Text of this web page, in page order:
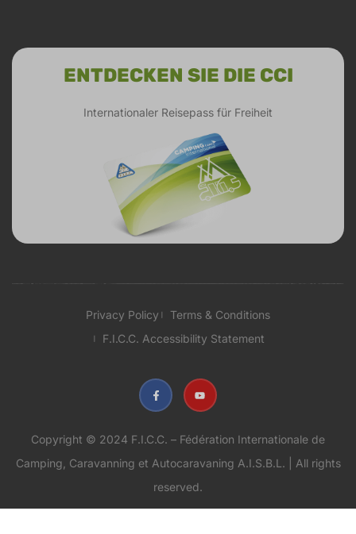
ENTDECKEN SIE DIE CCI
Internationaler Reisepass für Freiheit
Privacy Policy
Terms & Conditions
F.I.C.C. Accessibility Statement
Copyright © 2024 F.I.C.C. – Fédération Internationale de
Camping, Caravanning et Autocaravaning A.I.S.B.L. | All rights
reserved.